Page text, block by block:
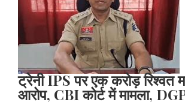
ट्रेनी IPS पर एक करोड़ रिश्वत
आरोप, CBI कोर्ट में मामला,